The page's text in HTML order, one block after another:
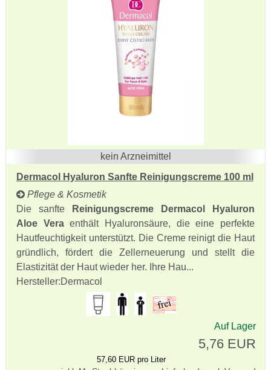
kein Arzneimittel
Dermacol Hyaluron Sanfte Reinigungscreme 100 ml
Pflege & Kosmetik
Die sanfte Reinigungscreme Dermacol Hyaluron
Aloe Veraenthält Hyaluronsäure, die eine perfekte
Hautfeuchtigkeit unterstützt. Die Creme reinigt die Haut
gründlich, fördert die Zellerneuerung und stellt die
Elastizität der Haut wieder her. Ihre Hau...
Hersteller:Dermacol
Auf Lager
5,76 EUR
57,60 EUR pro Liter